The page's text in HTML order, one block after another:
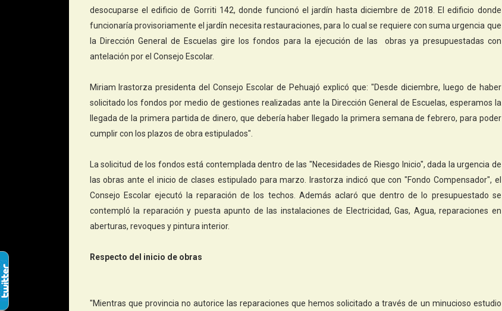
desocuparse el edificio de Gorriti 142, donde funcionó el jardín hasta diciembre de 2018. El edificio donde
funcionaría provisoriamente el jardín necesita restauraciones, para lo cual se requiere con suma urgencia que
la Dirección General de Escuelas gire los fondos para la ejecución de las obras ya presupuestadas con
antelación por el Consejo Escolar.
Miriam Irastorza presidenta del Consejo Escolar de Pehuajó explicó que: "Desde diciembre, luego de haber
solicitado los fondos por medio de gestiones realizadas ante la Dirección General de Escuelas, esperamos la
llegada de la primera partida de dinero, que debería haber llegado la primera semana de febrero, para poder
cumplir con los plazos de obra estipulados".
La solicitud de los fondos está contemplada dentro de las "Necesidades de Riesgo Inicio", dada la urgencia de
las obras ante el inicio de clases estipulado para marzo. Irastorza indicó que con "Fondo Compensador", el
Consejo Escolar ejecutó la reparación de los techos. Además aclaró que dentro de lo presupuestado se
contempló la reparación y puesta apunto de las instalaciones de Electricidad, Gas, Agua, reparaciones en
aberturas, revoques y pintura interior.
Respecto del inicio de obras
"Mientras que provincia no autorice las reparaciones que hemos solicitado a través de un minucioso estudio